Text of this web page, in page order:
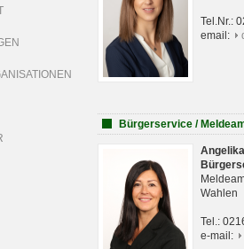
Tel.Nr.:
email:
Bürgerservice /
Wahlen
Tel.:
e-mail: